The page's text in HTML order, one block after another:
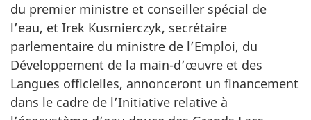
du premier ministre et conseiller spécial de
l’eau, et Irek Kusmierczyk, secrétaire
parlementaire du ministre de l’Emploi, du
Développement de la main-d’œuvre et des
Langues officielles, annonceront un financement
dans le cadre de l’Initiative relative à